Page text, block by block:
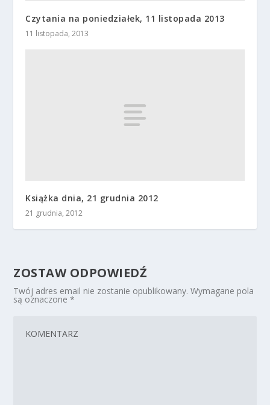
Czytania na poniedziałek, 11 listopada 2013
11 listopada, 2013
Książka dnia, 21 grudnia 2012
21 grudnia, 2012
ZOSTAW ODPOWIEDŹ
Twój adres email nie zostanie opublikowany. Wymagane pola
są oznaczone*